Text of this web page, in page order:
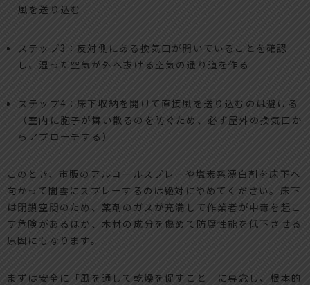
風を送り込む
ステップ3：反対側にある換気口が開いていることを確認
し、湿った空気が外へ抜ける空気の通り道を作る
ステップ4：床下収納を開けて直接風を送り込むのは避ける
（室内に胞子が舞い散るのを防ぐため、必ず屋外の換気口か
らアプローチする）
このとき、市販のアルコールスプレーや塩素系漂白剤を床下へ
向かって闇雲にスプレーするのは絶対にやめてください。床下
は閉鎖空間のため、薬剤のガスが充満して作業者が中毒を起こ
す危険があるほか、木材の成分を傷めて防腐性能を低下させる
原因にもなります。
まずは安全に「風を通して乾燥を促すこと」に専念し、根本的